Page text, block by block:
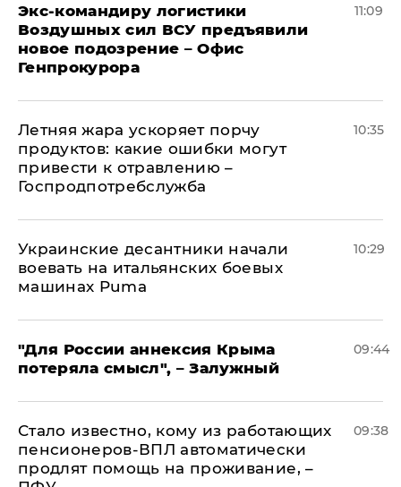
Экс-командиру логистики
Воздушных сил ВСУ предъявили
новое подозрение – Офис
Генпрокурора
11:09
Летняя жара ускоряет порчу
продуктов: какие ошибки могут
привести к отравлению –
Госпродпотребслужба
10:35
Украинские десантники начали
воевать на итальянских боевых
машинах Puma
10:29
"Для России аннексия Крыма
потеряла смысл", – Залужный
09:44
Стало известно, кому из работающих
пенсионеров-ВПЛ автоматически
продлят помощь на проживание, –
09:38